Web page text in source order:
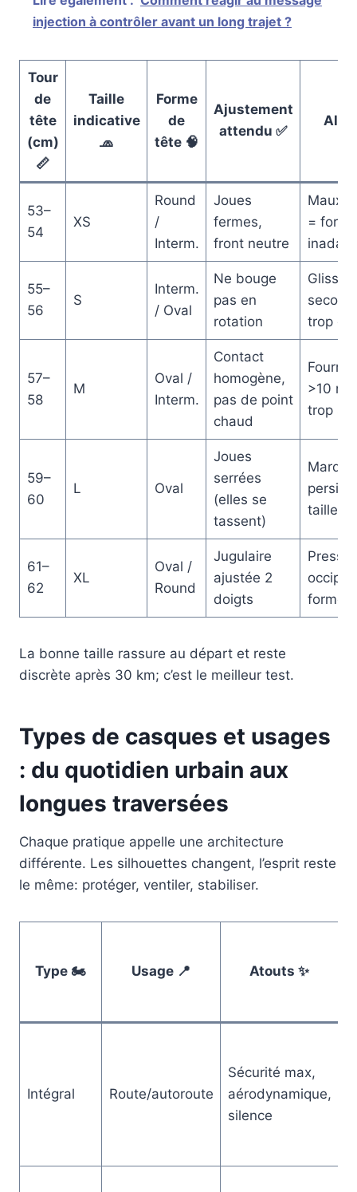
injection à contrôler avant un long trajet ?
Tour
de
tête
(cm)
📏
Taille
indicative
🧢
Forme
de
tête 🧠
Ajustement
attendu ✅
53–
54
XS
Round
/
Interm.
Joues
fermes,
front neutre
Maux
= forme
55–
56
S
Interm.
/ Oval
Ne bouge
pas en
rotation
Glisse
trop
57–
58
M
Oval /
Interm.
Contact
homogène,
pas de point
chaud
>10
trop
59–
60
L Oval
Joues
serrées
(elles se
tassent)
taille +1
61–
62
XL
Oval /
Round
Jugulaire
ajustée 2
doigts
forme
La bonne taille rassure au départ et reste
discrète après 30 km; c’est le meilleur test.
Types de casques et usages
: du quotidien urbain aux
longues traversées
Chaque pratique appelle une architecture
différente. Les silhouettes changent, l’esprit reste
le même: protéger, ventiler, stabiliser.
Type 🏍️ Usage 📍 Atouts ✨
Intégral Route/autoroute
Sécurité max,
aérodynamique,
silence